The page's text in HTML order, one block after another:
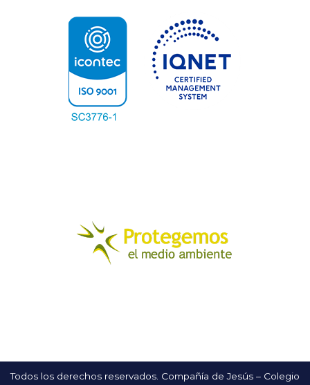
Todos los derechos reservados. Compañía de Jesús – Colegio